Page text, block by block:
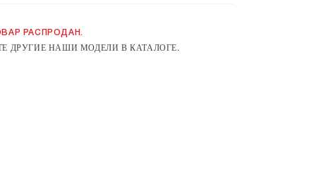
РАСПРОДАН.
ДРУГИЕ НАШИ МОДЕЛИ В КАТАЛОГЕ.